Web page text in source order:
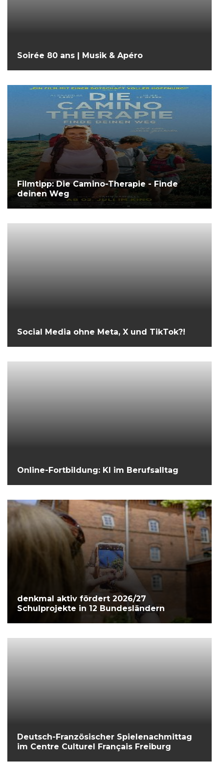
Soirée 80 ans | Musik & Apéro
Filmtipp: Die Camino-Therapie - Finde
deinen Weg
Social Media ohne Meta, X und TikTok?!
Online-Fortbildung: KI im Berufsalltag
denkmal aktiv fördert 2026/27
Schulprojekte in 12 Bundesländern
Deutsch-Französischer Spielenachmittag
im Centre Culturel Français Freiburg